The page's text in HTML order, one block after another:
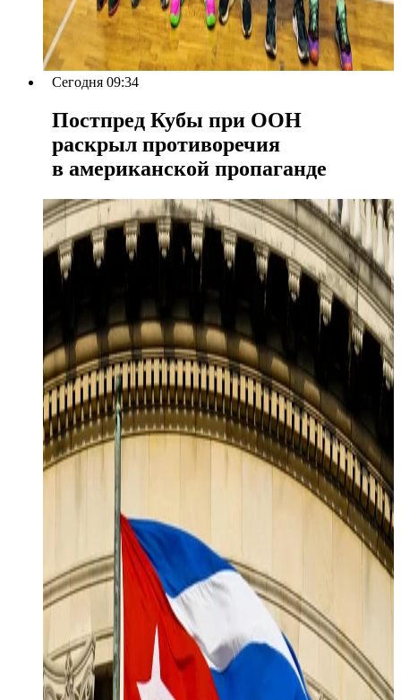
Сегодня 09:34
Постпред Кубы при ООН
раскрыл противоречия
в американской пропаганде